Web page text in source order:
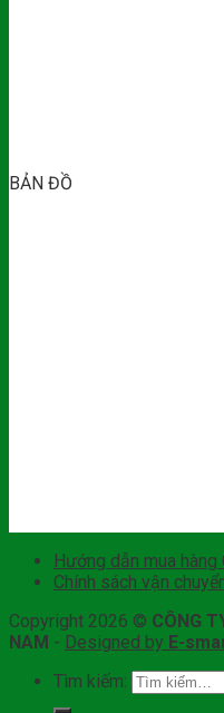
BẢN ĐỒ
Hướng dẫn mua hàng
Chính sách vận
Copyright 2026 © CÔNG
NAM - Designed by E-
Tìm kiếm: